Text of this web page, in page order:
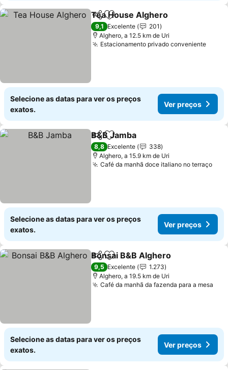
PartilharAdicionar aos favoritos
Tea House Alghero
9,1 Excelente
201
Alghero, a 12.5 km de Uri
Estacionamento privado conveniente
Selecione as datas para ver os preços
exatos.
Ver preços
PartilharAdicionar aos favoritos
B&B Jamba
8,8 Excelente
338
Alghero, a 15.9 km de Uri
Café da manhã doce italiano no terraço
Selecione as datas para ver os preços
exatos.
Ver preços
PartilharAdicionar aos favoritos
Bonsai B&B Alghero
9,5 Excelente
1.273
Alghero, a 19.5 km de Uri
Café da manhã da fazenda para a mesa
Selecione as datas para ver os preços
exatos.
Ver preços